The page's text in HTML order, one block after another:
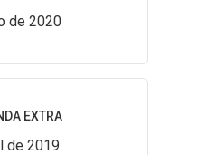
de 2020
EXTRA
de 2019